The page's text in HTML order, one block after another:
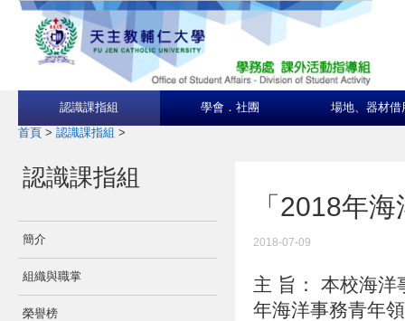
認識課指組 學會．社團 場地、器材借
首頁 > 認識課指組 >
認識課指組
簡介
組織與職掌
榮譽榜
「2018年
2018-07-09
主 旨： 本校海洋
年海洋事務青年